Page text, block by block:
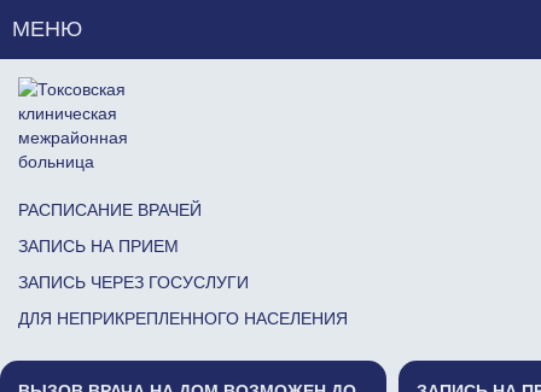
МЕНЮ
РАСПИСАНИЕ ВРАЧЕЙ
ЗАПИСЬ НА ПРИЕМ
ЗАПИСЬ ЧЕРЕЗ ГОСУСЛУГИ
ДЛЯ НЕПРИКРЕПЛЕННОГО НАСЕЛЕНИЯ